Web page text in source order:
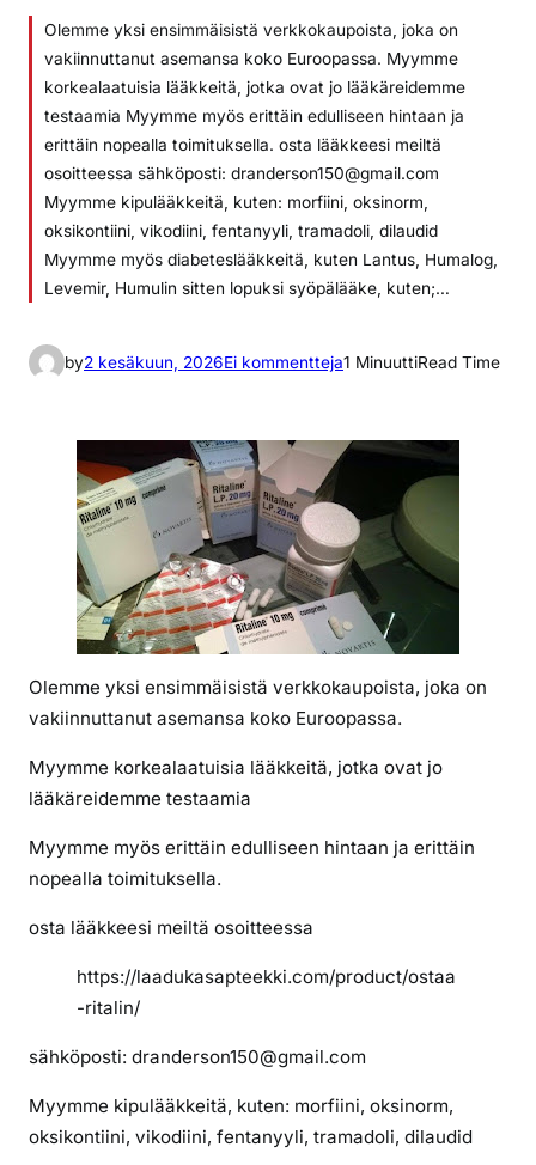
Olemme yksi ensimmäisistä verkkokaupoista, joka on
vakiinnuttanut asemansa koko Euroopassa. Myymme
korkealaatuisia lääkkeitä, jotka ovat jo lääkäreidemme
testaamia Myymme myös erittäin edulliseen hintaan ja
erittäin nopealla toimituksella. osta lääkkeesi meiltä
osoitteessa sähköposti: dranderson150@gmail.com
Myymme kipulääkkeitä, kuten: morfiini, oksinorm,
oksikontiini, vikodiini, fentanyyli, tramadoli, dilaudid
Myymme myös diabeteslääkkeitä, kuten Lantus, Humalog,
Levemir, Humulin sitten lopuksi syöpälääke, kuten;…
by2 kesäkuun, 2026Ei kommenttejaa
i
k
l
i
i
n
t
a
n
e
e
p
1 MinuuttiRead Time
Olemme yksi ensimmäisistä verkkokaupoista, joka on
vakiinnuttanut asemansa koko Euroopassa.
Myymme korkealaatuisia lääkkeitä, jotka ovat jo
lääkäreidemme testaamia
Myymme myös erittäin edulliseen hintaan ja erittäin
nopealla toimituksella.
osta lääkkeesi meiltä osoitteessa
https://laadukasapteekki.com/product/ostaa
-ritalin/
sähköposti: dranderson150@gmail.com
Myymme kipulääkkeitä, kuten: morfiini, oksinorm,
oksikontiini, vikodiini, fentanyyli, tramadoli, dilaudid